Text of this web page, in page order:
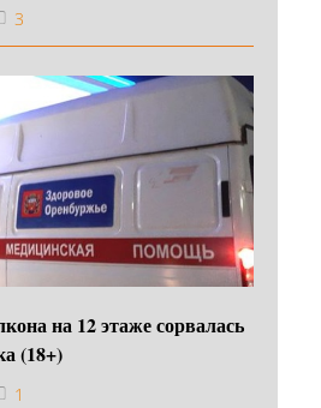
3
на 12 этаже сорвалась
(18+)
1